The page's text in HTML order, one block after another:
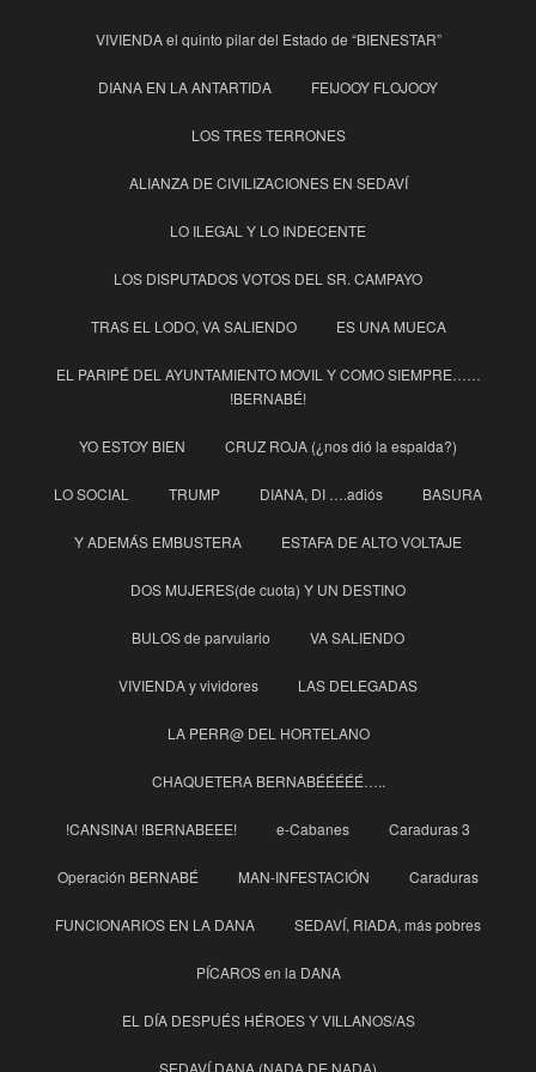
VIVIENDA el quinto pilar del Estado de “BIENESTAR”
DIANA EN LA ANTARTIDA FEIJOOY FLOJOOY
LOS TRES TERRONES
ALIANZA DE CIVILIZACIONES EN SEDAVÍ
LO ILEGAL Y LO INDECENTE
LOS DISPUTADOS VOTOS DEL SR. CAMPAYO
TRAS EL LODO, VA SALIENDO ES UNA MUECA
EL PARIPÉ DEL AYUNTAMIENTO MOVIL Y COMO SIEMPRE……
!BERNABÉ!
YO ESTOY BIEN CRUZ ROJA (¿nos dió la espalda?)
LO SOCIAL TRUMP DIANA, DI ….adiós BASURA
Y ADEMÁS EMBUSTERA ESTAFA DE ALTO VOLTAJE
DOS MUJERES(de cuota) Y UN DESTINO
BULOS de parvulario VA SALIENDO
VIVIENDA y vividores LAS DELEGADAS
LA PERR@ DEL HORTELANO
CHAQUETERA BERNABÉÉÉÉÉ…..
!CANSINA! !BERNABEEE! e-Cabanes Caraduras 3
Operación BERNABÉ MAN-INFESTACIÓN Caraduras
FUNCIONARIOS EN LA DANA SEDAVÍ, RIADA, más pobres
PÍCAROS en la DANA
EL DÍA DESPUÉS HÉROES Y VILLANOS/AS